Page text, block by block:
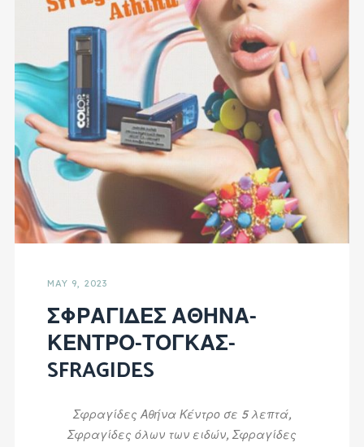
MAY 9, 2023
ΣΦΡΑΓΙΔΕΣ ΑΘΗΝΑ-
ΚΕΝΤΡΟ-ΤΟΓΚΑΣ-
SFRAGIDES
Σφραγίδες Αθήνα Κέντρο σε 5 λεπτά,
Σφραγίδες όλων των ειδών, Σφραγίδες